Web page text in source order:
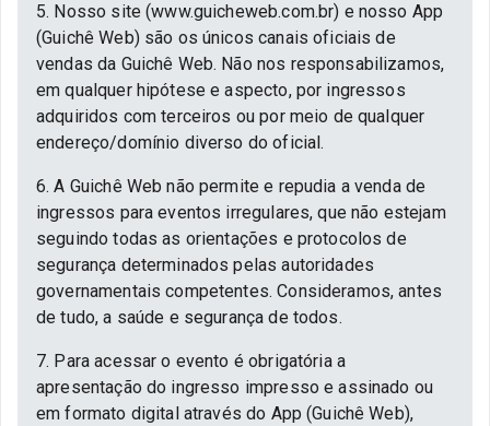
5. Nosso site (www.guicheweb.com.br) e nosso App
(Guichê Web) são os únicos canais oficiais de
vendas da Guichê Web. Não nos responsabilizamos,
em qualquer hipótese e aspecto, por ingressos
adquiridos com terceiros ou por meio de qualquer
endereço/domínio diverso do oficial.
6. A Guichê Web não permite e repudia a venda de
ingressos para eventos irregulares, que não estejam
seguindo todas as orientações e protocolos de
segurança determinados pelas autoridades
governamentais competentes. Consideramos, antes
de tudo, a saúde e segurança de todos.
7. Para acessar o evento é obrigatória a
apresentação do ingresso impresso e assinado ou
em formato digital através do App (Guichê Web),